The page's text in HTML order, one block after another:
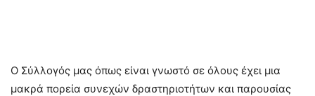
Ο Σύλλογός μας όπως είναι γνωστό σε όλους έχει μια
μακρά πορεία συνεχών δραστηριοτήτων και παρουσίας